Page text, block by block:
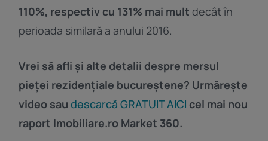
110%, respectiv cu 131% mai mult decât în
perioada similară a anului 2016.
Vrei să afli și alte detalii despre mersul
pieței rezidențiale bucureștene? Urmărește
video saudescarcă GRATUIT AICI cel mai nou
raport Imobiliare.ro Market 360.